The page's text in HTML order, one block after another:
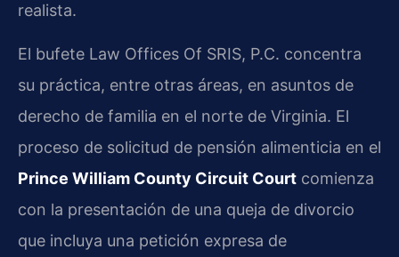
realista.
El bufete Law Offices Of SRIS, P.C. concentra
su práctica, entre otras áreas, en asuntos de
derecho de familia en el norte de Virginia. El
proceso de solicitud de pensión alimenticia en el
Prince William County Circuit Court comienza
con la presentación de una queja de divorcio
que incluya una petición expresa de